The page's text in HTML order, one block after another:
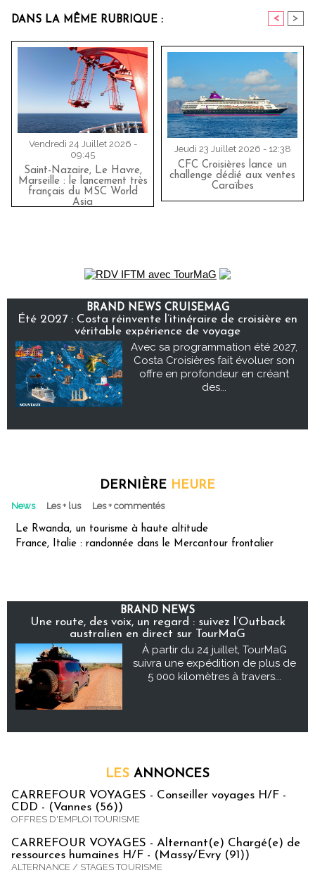
DANS LA MÊME RUBRIQUE : < >
Vendredi 24 Juillet 2026 -
09:45
Saint-Nazaire, Le Havre,
Marseille : le lancement très
français du MSC World
Asia
Jeudi 23 Juillet 2026 - 12:38
CFC Croisières lance un
challenge dédié aux ventes
Caraïbes
BRAND NEWS CRUISEMAG
Été 2027 : Costa réinvente l’itinéraire de croisière en
véritable expérience de voyage
Avec sa programmation été 2027,
Costa Croisières fait évoluer son
offre en profondeur en créant
des...
DERNIÈRE HEURE
News Les + lus Les + commentés
Le Rwanda, un tourisme à haute altitude
France, Italie : randonnée dans le Mercantour frontalier
BRAND NEWS
Une route, des voix, un regard : suivez l’Outback
australien en direct sur TourMaG
À partir du 24 juillet, TourMaG
suivra une expédition de plus de
5 000 kilomètres à travers...
LES ANNONCES
CARREFOUR VOYAGES - Conseiller voyages H/F -
CDD - (Vannes (56))
OFFRES D'EMPLOI TOURISME
CARREFOUR VOYAGES - Alternant(e) Chargé(e) de
ressources humaines H/F - (Massy/Evry (91))
ALTERNANCE / STAGES TOURISME